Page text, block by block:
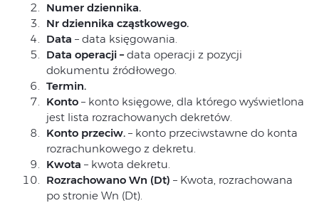
Numer dziennika.
Nr dziennika cząstkowego.
Data – data księgowania.
Data operacji – data operacji z pozycji
dokumentu źródłowego.
Termin.
Konto – konto księgowe, dla którego wyświetlona
jest lista rozrachowanych dekretów.
Konto przeciw. – konto przeciwstawne do konta
rozrachunkowego z dekretu.
Kwota – kwota dekretu.
Rozrachowano Wn (Dt) – Kwota, rozrachowana
po stronie Wn (Dt).